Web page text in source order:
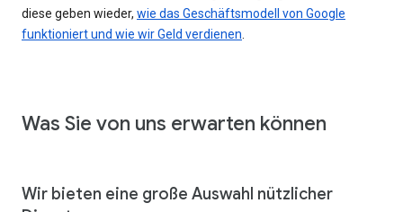
diese geben wieder, wie das Geschäftsmodell von Google
funktioniert und wie wir Geld verdienen
Was Sie von uns erwarten können
Wir bieten eine große Auswahl nützlicher